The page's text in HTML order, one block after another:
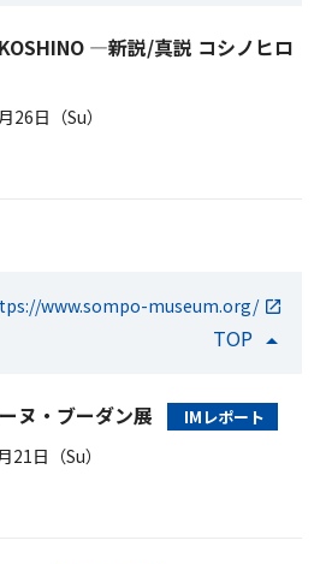
―新説/真説 コシノヒロ
日（Su）
www.sompo-museum.org/
TOP
ヌ・ブーダン展 IMレポート
日（Su）